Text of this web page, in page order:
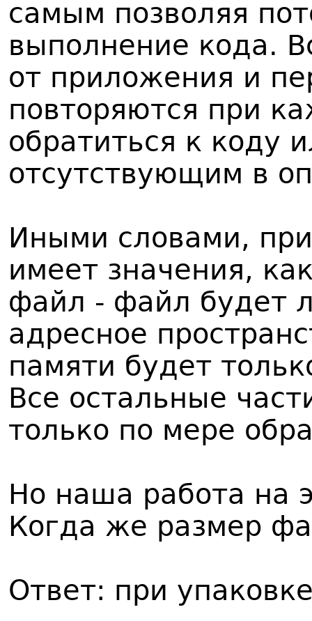
самым позволяя
выполнение кода.
от приложения и
повторяются при
обратиться к коду
отсутствующим в
Иными словами,
имеет значения,
файл - файл будет
адресное
памяти будет
Все остальные
только по мере
Но наша работа на
Когда же размер
Ответ: при